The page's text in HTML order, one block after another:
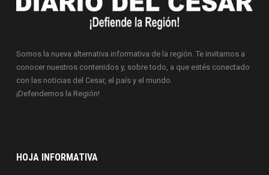
Somos la nueva alternativa informativa de la región. Te invitamos a
conocer nuestros contenidos y, sobre todo, a que estés conectado
con las noticias del Cesar, el país y el mundo.
¡Defendemos la Región!
HOJA INFORMATIVA